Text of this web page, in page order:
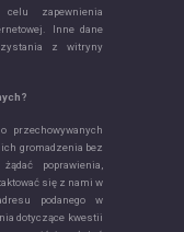
zapewnienia
Inne dane
z witryny
przechowywanych
gromadzenia bez
poprawienia,
się z nami w
podanego w
dotyczące kwestii